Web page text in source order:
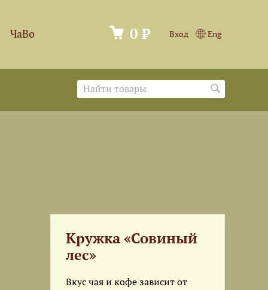
Вход Eng
0 ₽
ЧаВо
Кружка «Совиный
лес»
Вкус чая и кофе зависит от